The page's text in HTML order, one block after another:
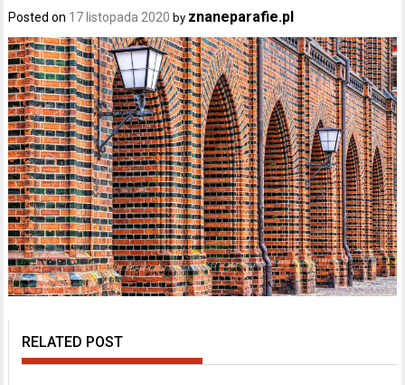
Posted on 17 listopada 2020 by znaneparafie.pl
RELATED POST